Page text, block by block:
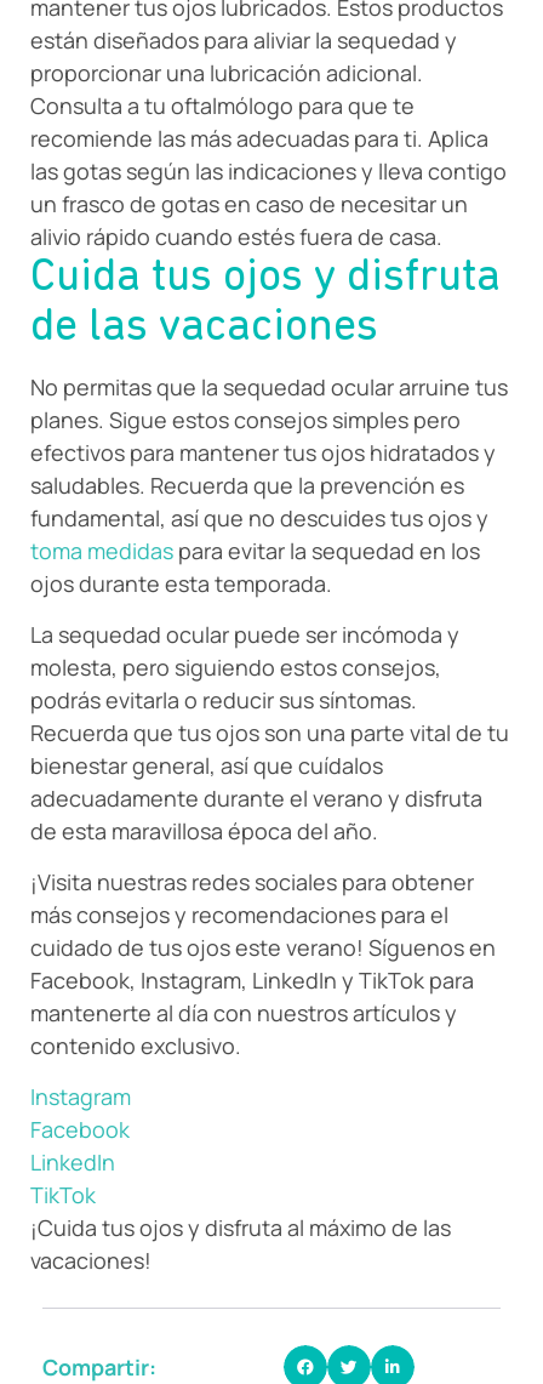
mantener tus ojos lubricados. Estos productos
están diseñados para aliviar la sequedad y
proporcionar una lubricación adicional.
Consulta a tu oftalmólogo para que te
recomiende las más adecuadas para ti. Aplica
las gotas según las indicaciones y lleva contigo
un frasco de gotas en caso de necesitar un
alivio rápido cuando estés fuera de casa.
Cuida tus ojos y disfruta
de las vacaciones
No permitas que la sequedad ocular arruine tus
planes. Sigue estos consejos simples pero
efectivos para mantener tus ojos hidratados y
saludables. Recuerda que la prevención es
fundamental, así que no descuides tus ojos y
toma medidas para evitar la sequedad en los
ojos durante esta temporada.
La sequedad ocular puede ser incómoda y
molesta, pero siguiendo estos consejos,
podrás evitarla o reducir sus síntomas.
Recuerda que tus ojos son una parte vital de tu
bienestar general, así que cuídalos
adecuadamente durante el verano y disfruta
de esta maravillosa época del año.
¡Visita nuestras redes sociales para obtener
más consejos y recomendaciones para el
cuidado de tus ojos este verano! Síguenos en
Facebook, Instagram, LinkedIn y TikTok para
mantenerte al día con nuestros artículos y
contenido exclusivo.
Instagram
Facebook
LinkedIn
TikTok
¡Cuida tus ojos y disfruta al máximo de las
vacaciones!
Compartir: